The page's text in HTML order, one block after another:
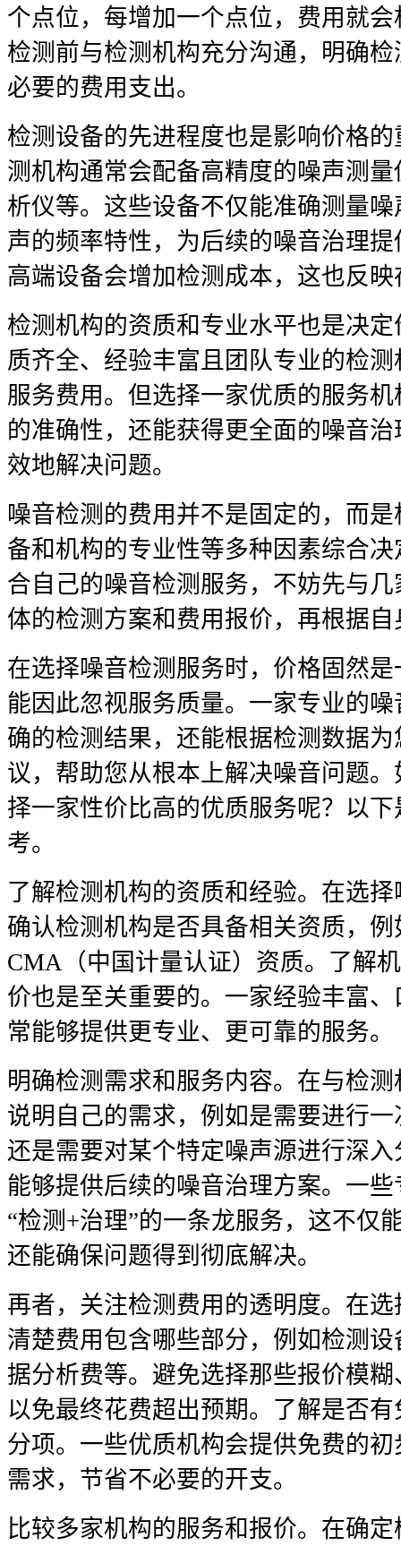
个点位，每增加一个点位，费用就
检测前与检测机构充分沟通，明确
必要的费用支出。
检测设备的先进程度也是影响价格
测机构通常会配备高精度的噪声测
析仪等。这些设备不仅能准确测量
声的频率特性，为后续的噪音治理
高端设备会增加检测成本，这也反
检测机构的资质和专业水平也是决
质齐全、经验丰富且团队专业的检
服务费用。但选择一家优质的服务
的准确性，还能获得更全面的噪音
效地解决问题。
噪音检测的费用并不是固定的，而
备和机构的专业性等多种因素综合
合自己的噪音检测服务，不妨先与
体的检测方案和费用报价，再根据
在选择噪音检测服务时，价格固然
能因此忽视服务质量。一家专业的
确的检测结果，还能根据检测数据
议，帮助您从根本上解决噪音问题
择一家性价比高的优质服务呢？以
考。
了解检测机构的资质和经验。在选
确认检测机构是否具备相关资质，
CMA（中国计量认证）资质。了解
价也是至关重要的。一家经验丰富
常能够提供更专业、更可靠的服务。
明确检测需求和服务内容。在与检
说明自己的需求，例如是需要进行
还是需要对某个特定噪声源进行深
能够提供后续的噪音治理方案。一
“检测+治理”的一条龙服务，这不仅
还能确保问题得到彻底解决。
再者，关注检测费用的透明度。在
清楚费用包含哪些部分，例如检测
据分析费等。避免选择那些报价模
以免最终花费超出预期。了解是否
分项。一些优质机构会提供免费的
需求，节省不必要的开支。
比较多家机构的服务和报价。在确